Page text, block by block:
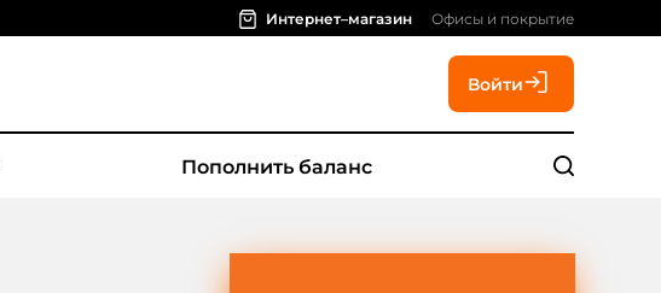
Интернет–магазин Офисы и покрытие
Войти
Пополнить баланс